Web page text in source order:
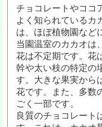
チョコレートやココ
よく知られているカ
は、ほぼ植物園など
当園温室のカカオは
花は不定期です。花
幹や太い枝の特定の
す。大きな果実から
花です。また、多数
ごく一部です。
良質のチョコレート